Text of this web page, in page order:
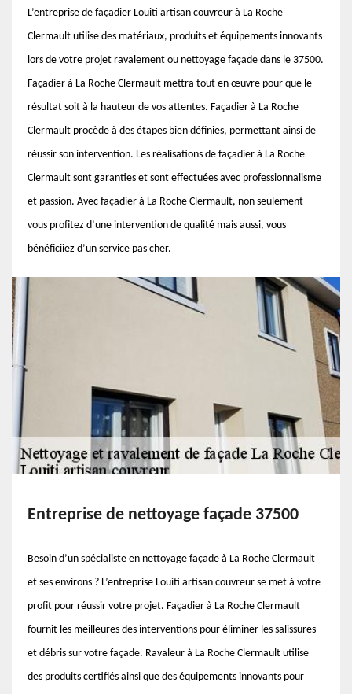
L’entreprise de façadier Louiti artisan couvreur à La Roche
Clermault utilise des matériaux, produits et équipements innovants
lors de votre projet ravalement ou nettoyage façade dans le 37500.
Façadier à La Roche Clermault mettra tout en œuvre pour que le
résultat soit à la hauteur de vos attentes. Façadier à La Roche
Clermault procède à des étapes bien définies, permettant ainsi de
réussir son intervention. Les réalisations de façadier à La Roche
Clermault sont garanties et sont effectuées avec professionnalisme
et passion. Avec façadier à La Roche Clermault, non seulement
vous profitez d’une intervention de qualité mais aussi, vous
bénéficiiez d’un service pas cher.
Entreprise de nettoyage façade 37500
Besoin d’un spécialiste en nettoyage façade à La Roche Clermault
et ses environs ? L’entreprise Louiti artisan couvreur se met à votre
profit pour réussir votre projet. Façadier à La Roche Clermault
fournit les meilleures des interventions pour éliminer les salissures
et débris sur votre façade. Ravaleur à La Roche Clermault utilise
des produits certifiés ainsi que des équipements innovants pour